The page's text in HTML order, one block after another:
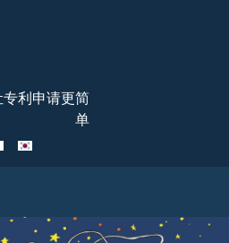
专利申请更简
单